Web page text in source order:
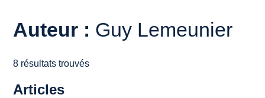
Auteur : Guy Lemeunier
8 résultats trouvés
Articles